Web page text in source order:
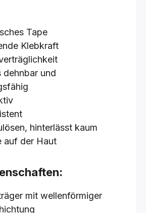
Tape
Klebkraft
dehnbar und
hinterlässt kaum
auf der Haut
mit wellenförmiger